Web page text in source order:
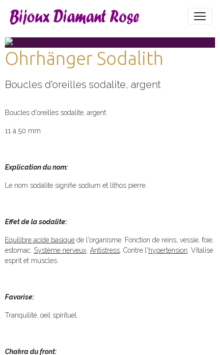
Ohrhänger Sodalith
Boucles d'oreilles sodalite, argent
Boucles d'oreilles sodalite, argent
11 à 50 mm
Explication du nom:
Le nom sodalite signifie sodium et lithos pierre.
Effet de la sodalite:
Equilibre acide basique de l'organisme. Fonction de reins, vessie, foie,
estomac. Système nerveux Antistress . Contre l'hypertension . Vitalise
esprit et muscles.
Favorise:
Tranquilité, oeil spirituel.
Chakra du front: